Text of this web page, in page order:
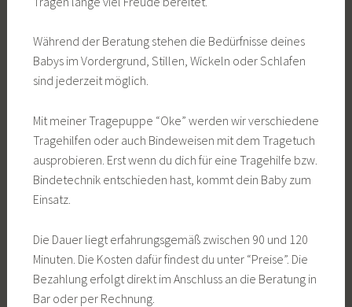
Während der Beratung stehen die Bedürfnisse deines
Babys im Vordergrund, Stillen, Wickeln oder Schlafen
sind jederzeit möglich.
Mit meiner Tragepuppe “Oke” werden wir verschiedene
Tragehilfen oder auch Bindeweisen mit dem Tragetuch
ausprobieren. Erst wenn du dich für eine Tragehilfe bzw.
Bindetechnik entschieden hast, kommt dein Baby zum
Einsatz.
Die Dauer liegt erfahrungsgemäß zwischen 90 und 120
Minuten. Die Kosten dafür findest du unter “Preise”. Die
Bezahlung erfolgt direkt im Anschluss an die Beratung in
Bar oder per Rechnung.